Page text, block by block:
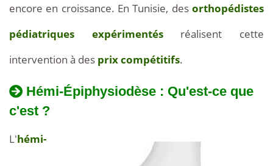
encore en croissance. En Tunisie, des orthopédistes
pédiatriques expérimentésréalisent cette
intervention à des prix compétitifs.
Hémi-Épiphysiodèse : Qu'est-ce que
c'est ?
L'hémi-